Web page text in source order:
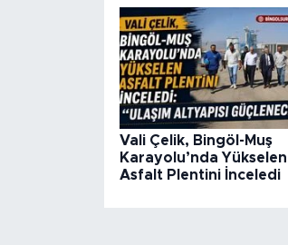
Vali Çelik, Bingöl-Muş
Karayolu’nda Yükselen
Asfalt Plentini İnceledi